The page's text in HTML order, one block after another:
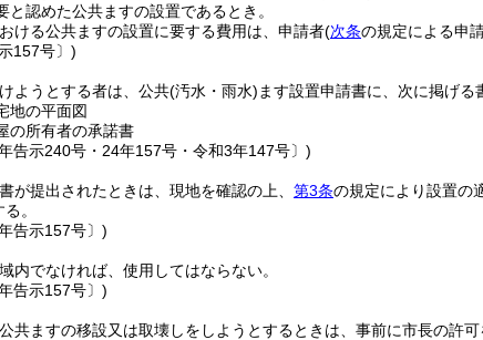
と認めた公共ますの設置であるとき。
ける公共ますの設置に要する費用は、申請者(次条の規定による申
157号〕)
ようとする者は、公共(汚水・雨水) ます設置申請書に、次に掲げる
地の平面図
の所有者の承諾書
告示240号・24年157号・令和3年147号〕)
が提出されたときは、現地を確認の上、 第3条の規定により設置の
。
告示157号〕)
内でなければ、使用してはならない。
告示157号〕)
共ますの移設又は取壊しをしようとするときは、事前に市長の許可